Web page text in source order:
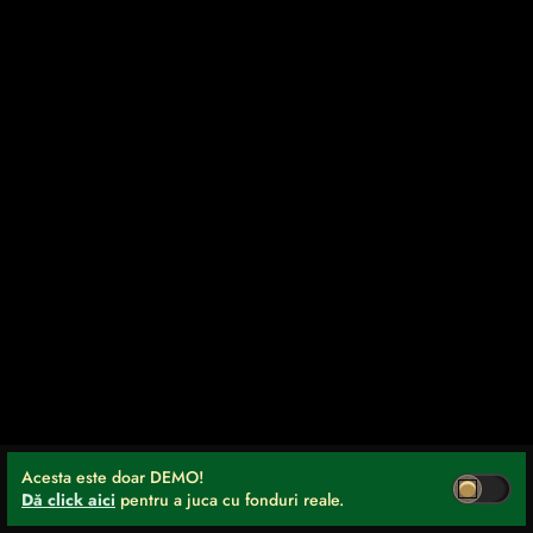
Acesta este doar DEMO!
Dă click aici pentru a juca cu fonduri reale.